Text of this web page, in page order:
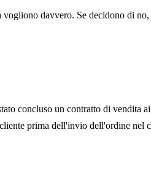
davvero. Se decidono di
concluso un contratto di vendita
prima dell'invio dell'ordine nel